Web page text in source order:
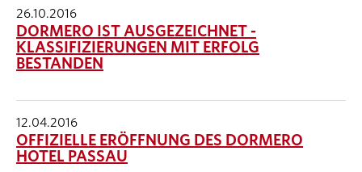
26.10.2016
DORMERO IST AUSGEZEICHNET -
KLASSIFIZIERUNGEN MIT ERFOLG
BESTANDEN
12.04.2016
OFFIZIELLE ERÖFFNUNG DES DORMERO
HOTEL PASSAU